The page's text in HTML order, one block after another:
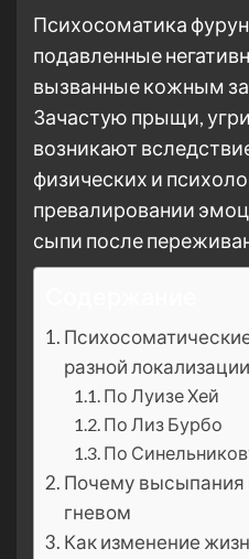
Психосоматика
подавленные
вызванные кожным
Зачастую прыщи,
возникают
физических и
превалировании
сыпи после
разной локализации
По Луизе Хей
По Лиз Бурбо
По
Почему высыпания
гневом
Как изменение